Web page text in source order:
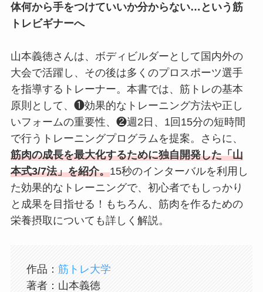
体何から手をつけていいか分からない…という 筋
トレ ビギナーへ
山本義徳さんは、ボディビルダーとして国内外の
大会で活躍し、その後は多くのプロスポーツ選手
を指導するトレーナー。本書では、筋トレの基本
原則として、❶効果的なトレーニング方法や正し
いフォームの重要性、❷週2日、1回15分の短時間
で行うトレーニングプログラムを提案。さらに、
筋肉の成長を最大化するために独自開発した「山
本式3/7法」を紹介。15秒のインターバルを利用し
た効果的なトレーニングで、初心者でもしっかり
と成果を目指せる！もちろん、筋肉を作るための
栄養摂取についても詳しく解説。
作品： 筋トレ大学
著者：山本義徳